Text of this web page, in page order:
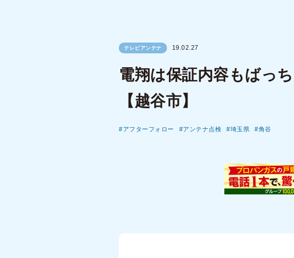
テレビアンテナ 19.02.27
電翔は保証内容もばっ
【越谷市】
アフターフォロー アンテナ点検 埼玉県 角谷